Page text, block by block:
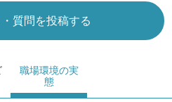
質問を投稿する
職場環境の実
態